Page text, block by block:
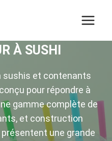
À SUSHI
sushis et contenants
pour répondre à
gamme complète de
et construction
une grande